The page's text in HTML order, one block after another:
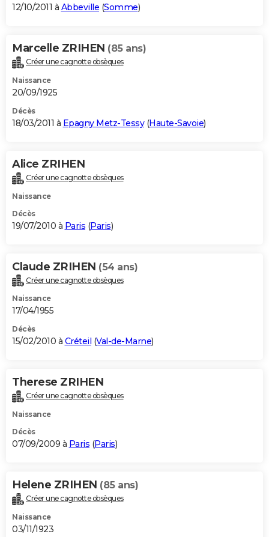
12/10/2011 à Abbeville (Somme)
Marcelle ZRIHEN (85 ans)
Créer une cagnotte obsèques
Naissance
20/09/1925
Décès
18/03/2011 à Epagny Metz-Tessy(Haute-Savoie)
Alice ZRIHEN
Créer une cagnotte obsèques
Naissance
Décès
19/07/2010 à Paris (Paris)
Claude ZRIHEN (54 ans)
Créer une cagnotte obsèques
Naissance
17/04/1955
Décès
15/02/2010 à Créteil (Val-de-Marne)
Therese ZRIHEN
Créer une cagnotte obsèques
Naissance
Décès
07/09/2009 à Paris (Paris)
Helene ZRIHEN (85 ans)
Créer une cagnotte obsèques
Naissance
03/11/1923